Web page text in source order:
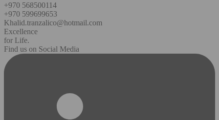
+970 568500114
+970 599699653
Khalid.tranzalico@hotmail.com
Excellence
for Life.
Find us on Social Media